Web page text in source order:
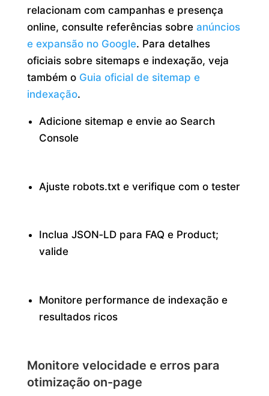
relacionam com campanhas e presença
online, consulte referências sobre anúncios
e expansão no Google. Para detalhes
oficiais sobre sitemaps e indexação, veja
também o Guia oficial de sitemap e
indexação.
Adicione sitemap e envie ao Search
Console
Ajuste robots.txt e verifique com o tester
Inclua JSON‑LD para FAQ e Product;
valide
Monitore performance de indexação e
resultados ricos
Monitore velocidade e erros para
otimização on-page